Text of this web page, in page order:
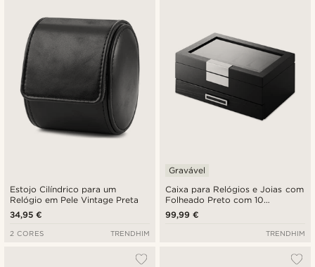
Estojo Cilíndrico para um
Relógio em Pele Vintage Preta
34,95 €
2 CORES TRENDHIM
Caixa para Relógios e Joias com
Folheado Preto com 10
Compartimentos
Gravável
99,99 €
TRENDHIM